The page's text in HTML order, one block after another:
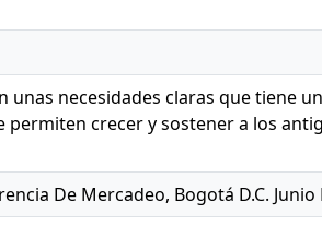
unas necesidades claras que tiene
permiten crecer y sostener a los
De Mercadeo, Bogotá D.C. Junio